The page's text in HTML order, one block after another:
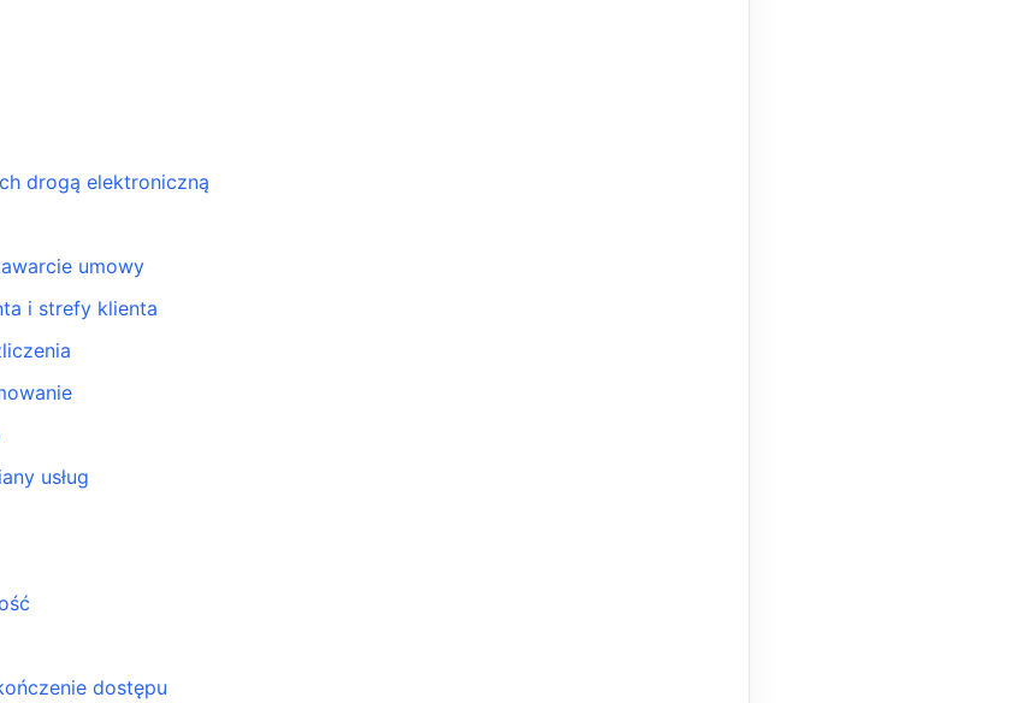
drogą elektroniczną
umowy
i strefy klienta
usług
dostępu